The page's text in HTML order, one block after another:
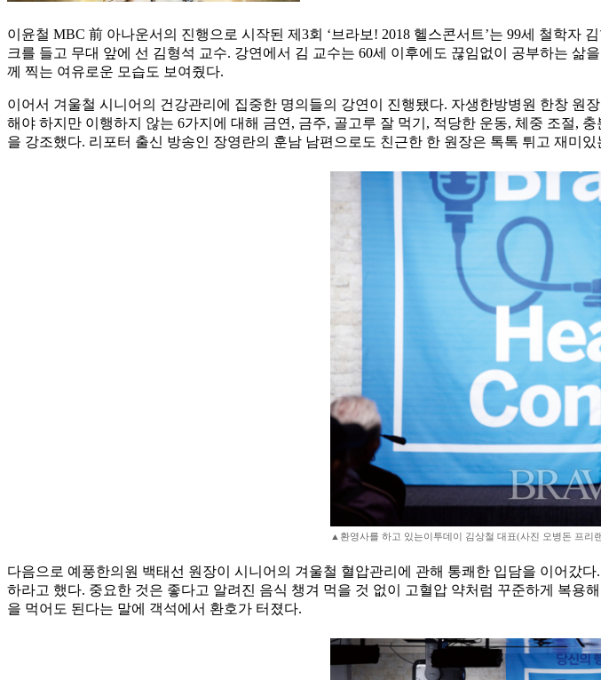
이윤철 MBC 前 아나운서의 진행으로 시작된 제3회 ‘브라보! 2018 헬스콘서트’는 99세 철학자
크를 들고 무대 앞에 선 김형석 교수. 강연에서 김 교수는 60세 이후에도 끊임없이 공부하는
께 찍는 여유로운 모습도 보여줬다.
이어서 겨울철 시니어의 건강관리에 집중한 명의들의 강연이 진행됐다. 자생한방병원 한창
해야 하지만 이행하지 않는 6가지에 대해 금연, 금주, 골고루 잘 먹기, 적당한 운동, 체중 조절,
을 강조했다. 리포터 출신 방송인 장영란의 훈남 남편으로도 친근한 한 원장은 톡톡 튀고 재미
▲환영사를 하고 있는이투데이 김상철 대표(사진 오병돈 프리
다음으로 예풍한의원 백태선 원장이 시니어의 겨울철 혈압관리에 관해 통쾌한 입담을 이어갔
하라고 했다. 중요한 것은 좋다고 알려진 음식 챙겨 먹을 것 없이 고혈압 약처럼 꾸준하게 복
을 먹어도 된다는 말에 객석에서 환호가 터졌다.